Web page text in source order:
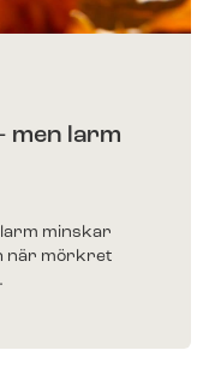
men larm
minskar
när mörkret